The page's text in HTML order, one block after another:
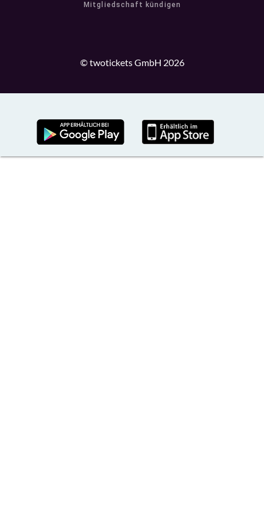
Mitgliedschaft kündigen
© twotickets GmbH 2026